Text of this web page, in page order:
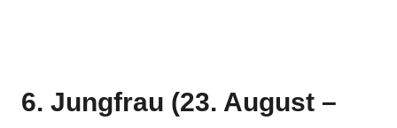
6. Jungfrau (23. August –